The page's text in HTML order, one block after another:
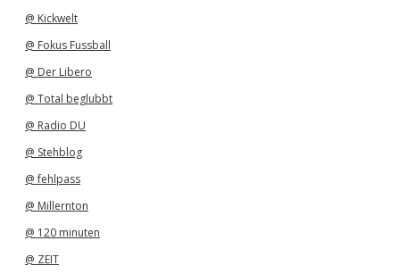
@ Kickwelt
@ Fokus Fussball
@ Der Libero
@ Total beglubbt
@ Radio DU
@ Stehblog
@ fehlpass
@ Millernton
@ 120 minuten
@ ZEIT